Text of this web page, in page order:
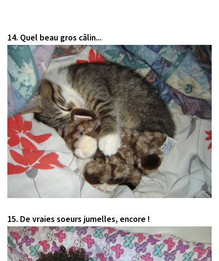
14. Quel beau gros câlin...
15. De vraies soeurs jumelles, encore !